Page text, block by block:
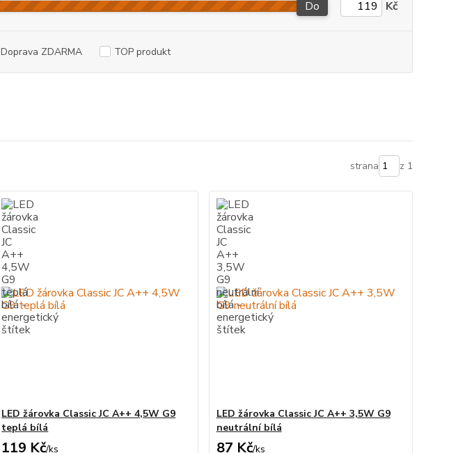
Do Kč
Doprava ZDARMA TOP produkt
strana z 1
LED žárovka Classic JC A++ 4,5W G9
teplá bílá
119 Kč/ks
LED žárovka Classic JC A++ 3,5W G9
neutrální bílá
87 Kč/ks